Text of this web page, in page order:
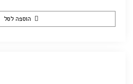
הוספה לסל